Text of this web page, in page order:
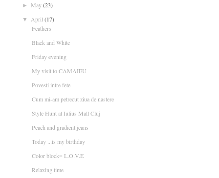
► May(23)
▼ April (17)
Feathers
Black and White
Friday evening
My visit to CAMAIEU
Povesti intre fete
Cum mi-am petrecut ziua de nastere
Style Hunt at Iulius Mall Cluj
Peach and gradient jeans
Today ...is my birthday
Color block= L.O.V.E
Relaxing time